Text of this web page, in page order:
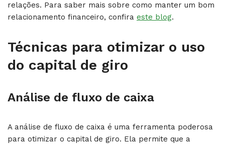
relações. Para saber mais sobre como manter um bom
relacionamento financeiro, confira este blog.
Técnicas para otimizar o uso
do capital de giro
Análise de fluxo de caixa
A análise de fluxo de caixa é uma ferramenta poderosa
para otimizar o capital de giro. Ela permite que a